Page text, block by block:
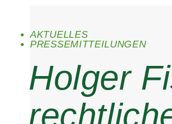
AKTUELLES
PRESSEMITTEILUNGEN
Holger